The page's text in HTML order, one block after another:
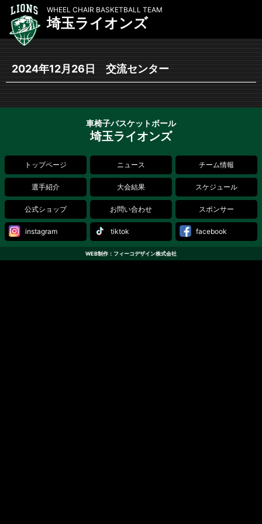
WHEEL CHAIR BASKETBALL TEAM
埼玉ライオンズ
2024年12月26日 交流センター
車椅子バスケットボール
埼玉ライオンズ
トップページ ニュース チーム情報
選手紹介 大会結果 スケジュール
公式ショップ お問い合わせ スポンサー
instagram tiktok facebook
WEB制作：フィーコデザイン株式会社